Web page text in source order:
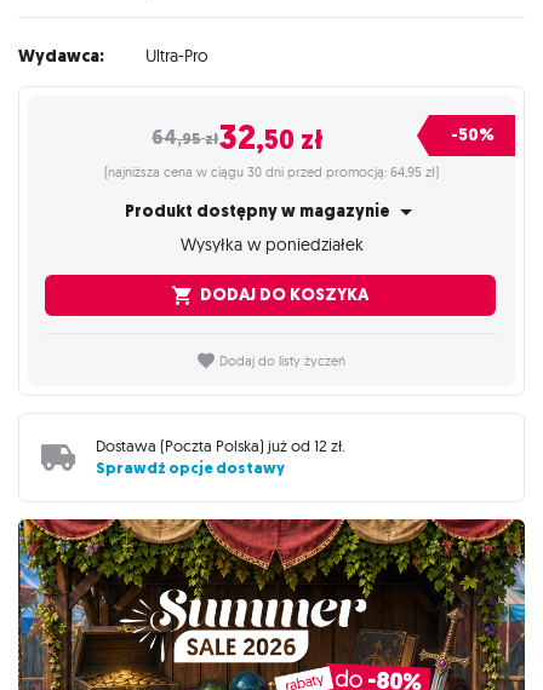
Wydawca: Ultra-Pro
64,95zł32,50 zł -50%
(najniższa cena w ciągu 30 dni przed promocją: 64,95 zł)
Produkt dostępny w magazynie
Wysyłka w poniedziałek
DODAJ DO KOSZYKA
Dodaj do listy życzeń
Dostawa (Poczta Polska) już od 12 zł.
Sprawdź opcje dostawy